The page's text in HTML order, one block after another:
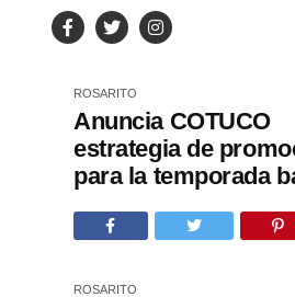
ROSARITO
Anuncia COTUCO
estrategia de
para la temporada
ROSARITO